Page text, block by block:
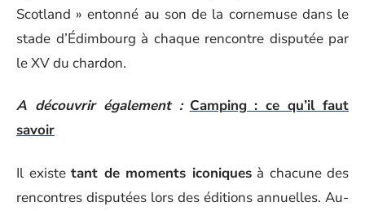
Scotland » entonné au son de la cornemuse dans le
stade d’Édimbourg à chaque rencontre disputée par
le XV du chardon.
A découvrir également : Camping : ce qu’il faut
savoir
Il existe tant de moments iconiquesà chacune des
rencontres disputées lors des éditions annuelles. Au-